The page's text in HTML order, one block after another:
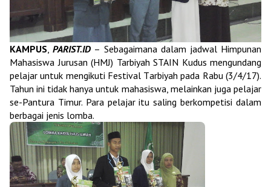
KAMPUS,PARIST.ID – Sebagaimana dalam jadwal Himpunan
Mahasiswa Jurusan (HMJ) Tarbiyah STAIN Kudus mengundang
pelajar untuk mengikuti Festival Tarbiyah pada Rabu (3/4/17).
Tahun ini tidak hanya untuk mahasiswa, melainkan juga pelajar
se-Pantura Timur. Para pelajar itu saling berkompetisi dalam
berbagai jenis lomba.